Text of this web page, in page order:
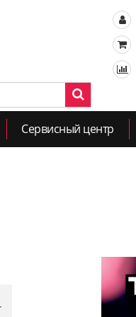
Сервисный центр